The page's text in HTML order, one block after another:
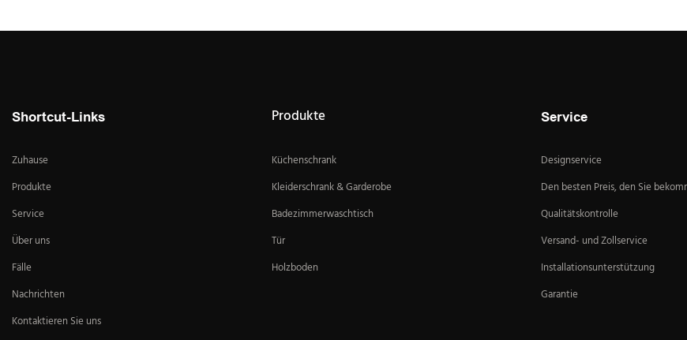
Shortcut-Links
Zuhause
Produkte
Service
Über uns
Fälle
Nachrichten
Kontaktieren Sie uns
Produkte
Küchenschrank
Kleiderschrank & Garderobe
Badezimmerwaschtisch
Tür
Holzboden
Service
Designservice
Den besten Preis, den Sie
Qualitätskontrolle
Versand- und Zollservice
Installationsunterstützung
Garantie